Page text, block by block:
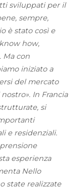
sviluppati per il
sempre,
è stato così e
how,
Ma con
iniziato a
del mercato
In Francia
si
e residenziali.
esperienza
Nello
state realizzate